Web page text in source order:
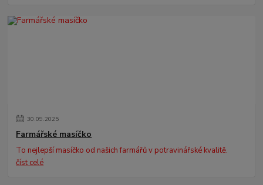
30.09.2025
Farmářské masíčko
To nejlepší masíčko od našich farmářů v potravinářské kvalitě.
číst celé